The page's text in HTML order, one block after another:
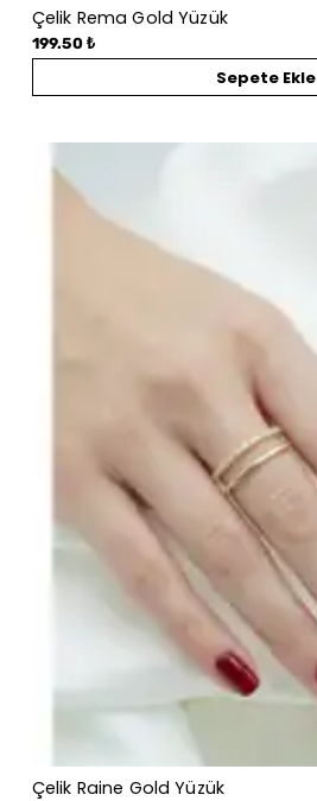
Çelik Rema Gold Yüzük
199.50 ₺
Sepete Ekle
Çelik Raine Gold Yüzük